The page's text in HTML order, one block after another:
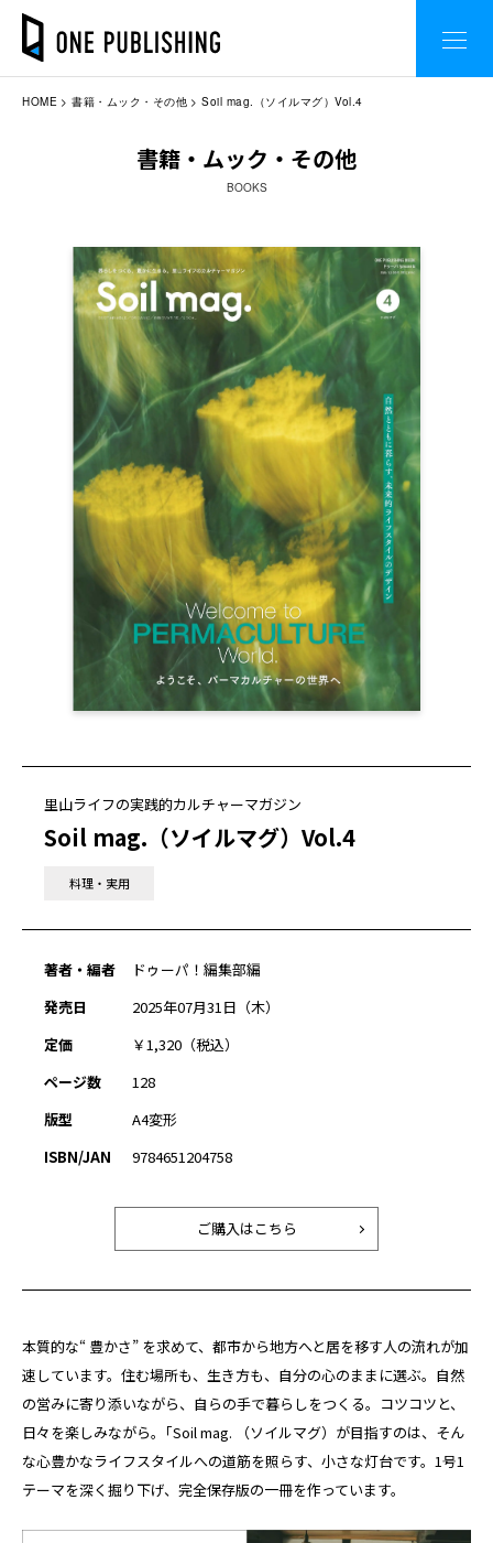
HOME 書籍・ムック・その他 Soil mag.（ソイルマグ）Vol.4
書籍・ムック・その他
BOOKS
里山ライフの実践的カルチャーマガジン
Soil mag.（ソイルマグ）Vol.4
料理・実用
著者・編者
ドゥーパ！編集部編
発売日
2025年07月31日（木）
定価
￥1,320（税込）
ページ数
128
版型
A4変形
ISBN/JAN
9784651204758
ご購入はこちら
本質的な“ 豊かさ” を求めて、都市から地方へと居を移す人の流れが加
速しています。住む場所も、生き方も、自分の心のままに選ぶ。自然
の営みに寄り添いながら、自らの手で暮らしをつくる。コツコツと、
日々を楽しみながら。｢Soil mag. （ソイルマグ）が目指すのは、そん
な心豊かなライフスタイルへの道筋を照らす、小さな灯台です。1号1
テーマを深く掘り下げ、完全保存版の一冊を作っています。